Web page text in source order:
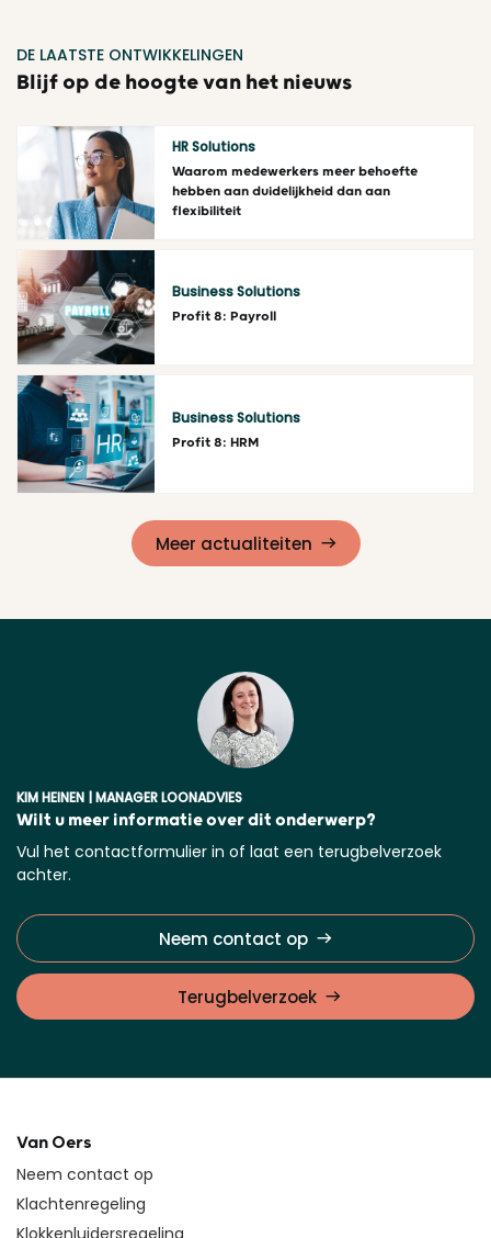
DE LAATSTE ONTWIKKELINGEN
Blijf op de hoogte van het nieuws
Lees meer
HR Solutions
Waarom medewerkers meer behoefte
hebben aan duidelijkheid dan aan
flexibiliteit
Lees meer
Business Solutions
Profit 8: Payroll
Business Solutions
Profit 8: HRM
Meer actualiteiten
KIM HEINEN | MANAGER LOONADVIES
Wilt u meer informatie over dit onderwerp?
Vul het contactformulier in of laat een terugbelverzoek
achter.
Neem contact op
Terugbelverzoek
Van Oers
Neem contact op
Klachtenregeling